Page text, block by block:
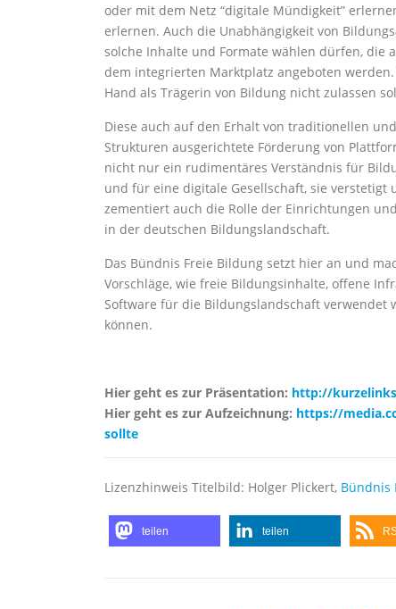
oder mit dem Netz “digitale Mündigkeit”
erlernen. Auch die Unabhängigkeit von
solche Inhalte und Formate wählen dürfen,
dem integrierten Marktplatz angeboten
Hand als Trägerin von Bildung nicht zulassen
Diese auch auf den Erhalt von traditionellen
Strukturen ausgerichtete Förderung von
nicht nur ein rudimentäres Verständnis für
und für eine digitale Gesellschaft, sie verstetigt
zementiert auch die Rolle der Einrichtungen
in der deutschen Bildungslandschaft.
Das Bündnis Freie Bildung setzt hier an und
Vorschläge, wie freie Bildungsinhalte, offene
Software für die Bildungslandschaft verwendet
können.
Hier geht es zur Präsentation: http://
Hier geht es zur Aufzeichnung: https://
sollte
Lizenzhinweis Titelbild: Holger Plickert, Bündnis
teilen teilen